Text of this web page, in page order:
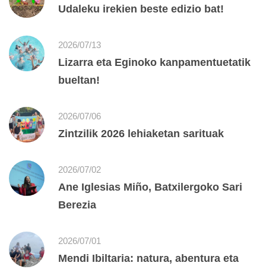
Udaleku irekien beste edizio bat!
2026/07/13
Lizarra eta Eginoko kanpamentuetatik
bueltan!
2026/07/06
Zintzilik 2026 lehiaketan sarituak
2026/07/02
Ane Iglesias Miño, Batxilergoko Sari
Berezia
2026/07/01
Mendi Ibiltaria: natura, abentura eta